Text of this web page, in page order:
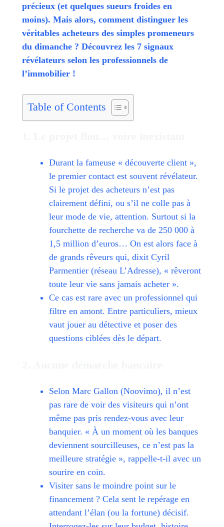
précieux (et quelques sueurs froides en
moins). Mais alors, comment distinguer les
véritables acheteurs des simples promeneurs
du dimanche ? Découvrez les 7 signaux
révélateurs selon les professionnels de
l’immobilier !
Table of Contents
Durant la fameuse « découverte client »,
le premier contact est souvent révélateur.
Si le projet des acheteurs n’est pas
clairement défini, ou s’il ne colle pas à
leur mode de vie, attention. Surtout si la
fourchette de recherche va de 250 000 à
1,5 million d’euros… On est alors face à
de grands rêveurs qui, dixit Cyril
Parmentier (réseau L’Adresse), « rêveront
toute leur vie sans jamais acheter ».
Ce cas est rare avec un professionnel qui
filtre en amont. Entre particuliers, mieux
vaut jouer au détective et poser des
questions ciblées dès le départ.
Selon Marc Gallon (Noovimo), il n’est
pas rare de voir des visiteurs qui n’ont
même pas pris rendez-vous avec leur
banquier. « À un moment où les banques
deviennent sourcilleuses, ce n’est pas la
meilleure stratégie », rappelle-t-il avec un
sourire en coin.
Visiter sans le moindre point sur le
financement ? Cela sent le repérage en
attendant l’élan (ou la fortune) décisif.